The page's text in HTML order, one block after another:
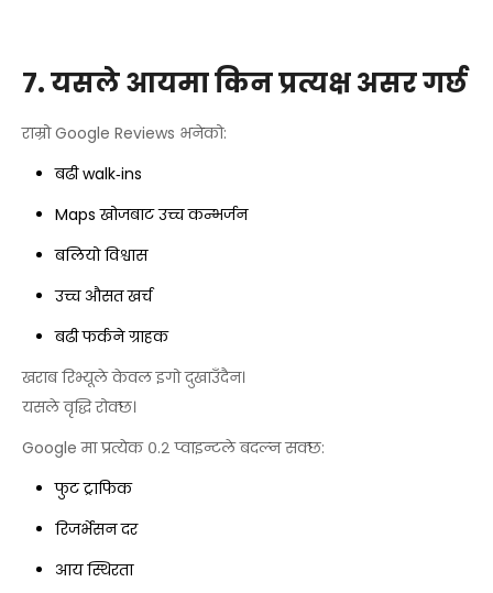
७. यसले आयमा किन प्रत्यक्ष असर गर्छ
राम्रो Google Reviews भनेको:
बढी walk‑ins
Maps खोजबाट उच्च कन्भर्जन
बलियो विश्वास
उच्च औसत खर्च
बढी फर्कने ग्राहक
खराब रिभ्यूले केवल इगो दुखाउँदैन।
यसले वृद्धि रोक्छ।
Google मा प्रत्येक ०.२ प्वाइन्टले बदल्न सक्छ:
फुट ट्राफिक
रिजर्भेसन दर
आय स्थिरता